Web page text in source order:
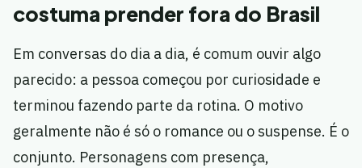
costuma prender fora do Brasil
Em conversas do dia a dia, é comum ouvir algo
parecido: a pessoa começou por curiosidade e
terminou fazendo parte da rotina. O motivo
geralmente não é só o romance ou o suspense. É o
conjunto. Personagens com presença,